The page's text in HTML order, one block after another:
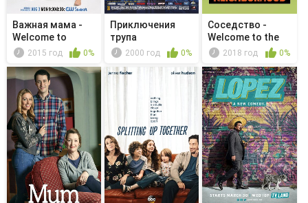
Важная мама -
Welcome to
Bonetown
2015 год 0%
Приключения
трупа
2000 год 0%
Соседство -
Welcome to the
Knockout
2018 год 0%